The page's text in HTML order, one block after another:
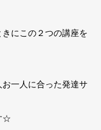
にこの２つの講座を
一人に合った発達サ
☆